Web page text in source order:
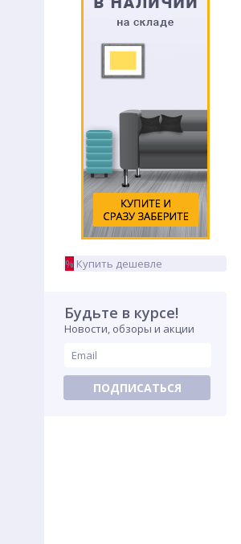
% Купить дешевле
Будьте в курсе!
Новости, обзоры и акции
ПОДПИСАТЬСЯ